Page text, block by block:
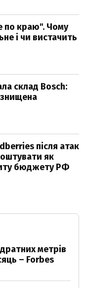
по краю". Чому
і чи вистачить
склад Bosch:
знищена
після атак
як
бюджету РФ
метрів
– Forbes